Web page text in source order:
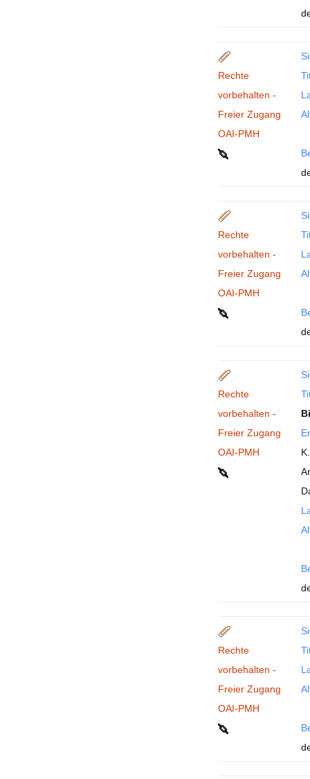
Rechte
vorbehalten -
Freier Zugang
OAI-PMH
Rechte
vorbehalten -
Freier Zugang
OAI-PMH
Rechte
vorbehalten -
Freier Zugang
OAI-PMH
Rechte
vorbehalten -
Freier Zugang
OAI-PMH